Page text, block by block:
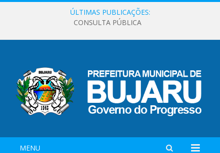
ÚLTIMAS PUBLICAÇÕES:
CONSULTA PÚBLICA
MENU